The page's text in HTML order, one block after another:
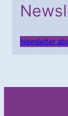
Newsletter